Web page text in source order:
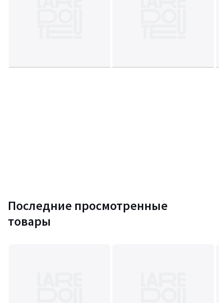
Последние просмотренные
товары